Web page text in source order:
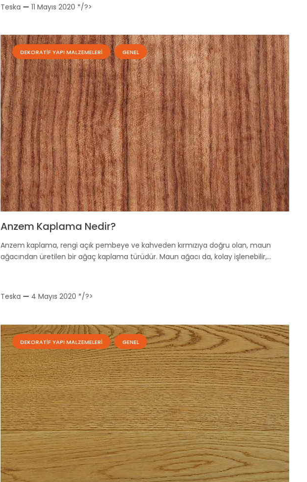
Teska — 11 Mayıs 2020 */?>
DEKORATIF YAPI MALZEMELERI GENEL
Anzem Kaplama Nedir?
Anzem kaplama, rengi açık pembeye ve kahveden kırmızıya doğru olan, maun
ağacından üretilen bir ağaç kaplama türüdür. Maun ağacı da, kolay işlenebilir,…
Teska — 4 Mayıs 2020 */?>
DEKORATIF YAPI MALZEMELERI GENEL